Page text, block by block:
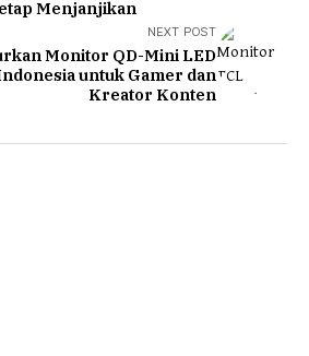
Menjanjikan
NEXT POST
Monitor QD-Mini LED
untuk Gamer dan
Kreator Konten